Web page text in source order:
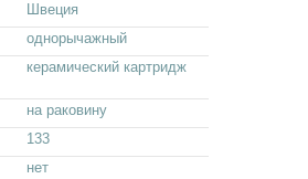
Швеция
однорычажный
керамический картридж
на раковину
133
нет